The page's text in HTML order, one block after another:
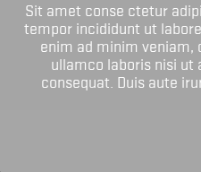
Sit amet conse ctetur
tempor incididunt ut
enim ad minim veniam,
ullamco laboris nisi ut
consequat. Duis aute